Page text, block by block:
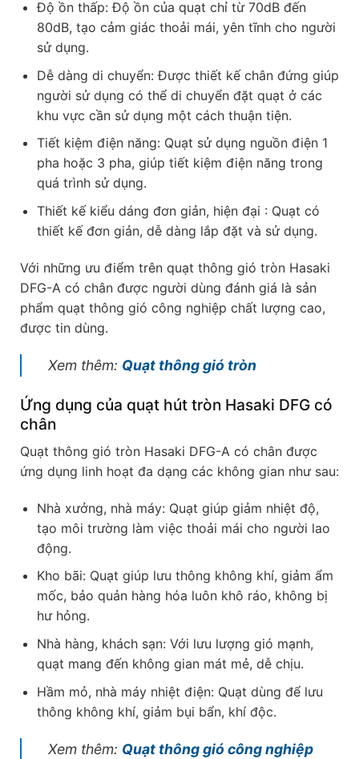
Độ ồn thấp: Độ ồn của quạt chỉ từ 70dB đến
80dB, tạo cảm giác thoải mái, yên tĩnh cho người
sử dụng.
Dễ dàng di chuyển: Được thiết kế chân đứng giúp
người sử dụng có thể di chuyển đặt quạt ở các
khu vực cần sử dụng một cách thuận tiện.
Tiết kiệm điện năng: Quạt sử dụng nguồn điện 1
pha hoặc 3 pha, giúp tiết kiệm điện năng trong
quá trình sử dụng.
Thiết kế kiểu dáng đơn giản, hiện đại : Quạt có
thiết kế đơn giản, dễ dàng lắp đặt và sử dụng.
Với những ưu điểm trên quạt thông gió tròn Hasaki
DFG-A có chân được người dùng đánh giá là sản
phẩm quạt thông gió công nghiệp chất lượng cao,
được tin dùng.
Xem thêm: Quạt thông gió tròn
Ứng dụng của quạt hút tròn Hasaki DFG có
chân
Quạt thông gió tròn Hasaki DFG-A có chân được
ứng dụng linh hoạt đa dạng các không gian như sau:
Nhà xưởng, nhà máy: Quạt giúp giảm nhiệt độ,
tạo môi trường làm việc thoải mái cho người lao
động.
Kho bãi: Quạt giúp lưu thông không khí, giảm ẩm
mốc, bảo quản hàng hóa luôn khô ráo, không bị
hư hỏng.
Nhà hàng, khách sạn: Với lưu lượng gió mạnh,
quạt mang đến không gian mát mẻ, dễ chịu.
Hầm mỏ, nhà máy nhiệt điện: Quạt dùng để lưu
thông không khí, giảm bụi bẩn, khí độc.
Xem thêm: Quạt thông gió công nghiệp